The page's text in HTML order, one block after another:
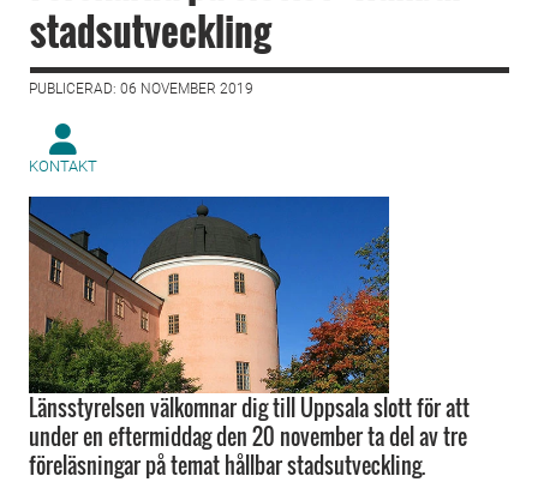
stadsutveckling
PUBLICERAD: 06 NOVEMBER 2019
KONTAKT
Länsstyrelsen välkomnar dig till Uppsala slott för att
under en eftermiddag den 20 november ta del av tre
föreläsningar på temat hållbar stadsutveckling.